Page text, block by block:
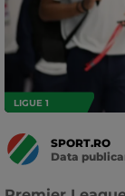
LIGUE 1
SPORT.RO
Data